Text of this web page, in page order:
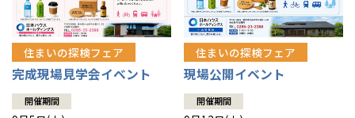
住まいの探検フェア
完成現場見学会イベント
開催期間
住まいの探検フェア
現場公開イベント
開催期間